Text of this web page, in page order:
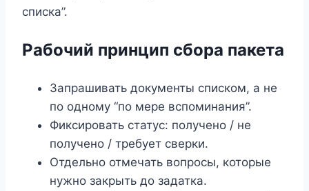
списка”.
Рабочий принцип сбора пакета
Запрашивать документы списком, а не
по одному “по мере вспоминания”.
Фиксировать статус: получено / не
получено / требует сверки.
Отдельно отмечать вопросы, которые
нужно закрыть до задатка.